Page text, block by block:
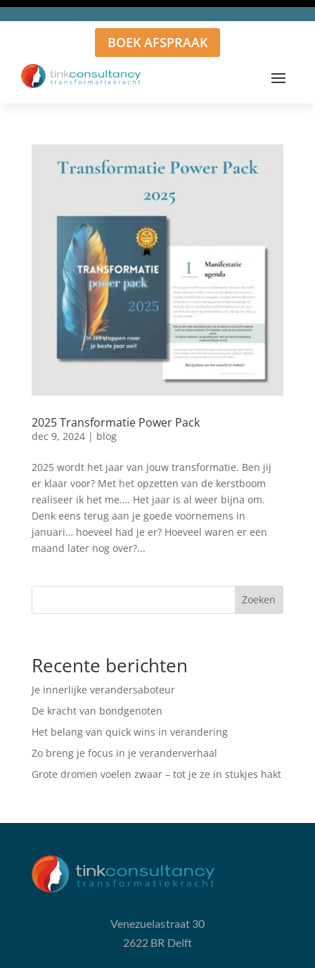
BOEK AFSPRAAK
2025 Transformatie Power Pack
dec 9, 2024| blog
2025 wordt het jaar van jouw transformatie. Ben jij
er klaar voor? Met het opzetten van de kerstboom
realiseer ik het me…. Het jaar is al weer bijna om.
Denk eens terug aan je goede voornemens in
januari… hoeveel had je er? Hoeveel waren er een
maand later nog over?...
Zoeken
Recente berichten
Je innerlijke verandersaboteur
De kracht van bondgenoten
Het belang van quick wins in verandering
Zo breng je focus in je veranderverhaal
Grote dromen voelen zwaar – tot je ze in stukjes hakt
Venezuelastraat 30
2622 BR Delft